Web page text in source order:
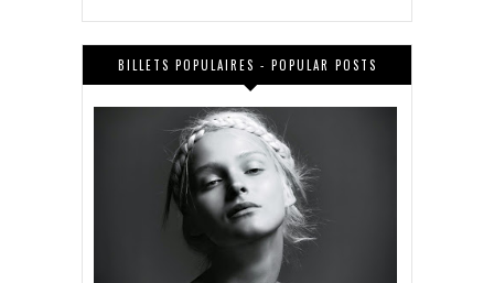
BILLETS POPULAIRES - POPULAR POSTS